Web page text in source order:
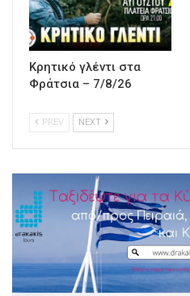
Κρητικό γλέντι στα
Φράτσια – 7/8/26
PREV NEXT